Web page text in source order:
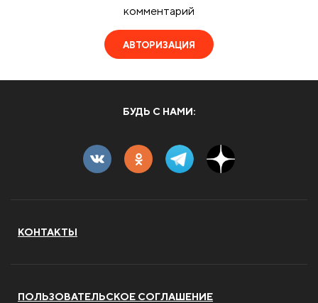
комментарий
АВТОРИЗАЦИЯ
БУДЬ С НАМИ:
КОНТАКТЫ
ПОЛЬЗОВАТЕЛЬСКОЕ СОГЛАШЕНИЕ